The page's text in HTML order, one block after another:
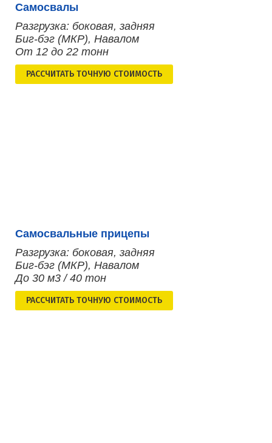
Самосвалы
Разгрузка: боковая, задняя
Биг-бэг (МКР), Навалом
От 12 до 22 тонн
РАСCЧИТАТЬ ТОЧНУЮ СТОИМОСТЬ
Самосвальные прицепы
Разгрузка: боковая, задняя
Биг-бэг (МКР), Навалом
До 30 м3 / 40 тон
РАСCЧИТАТЬ ТОЧНУЮ СТОИМОСТЬ